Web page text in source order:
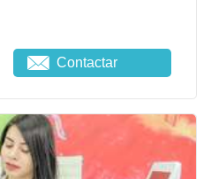
Contactar